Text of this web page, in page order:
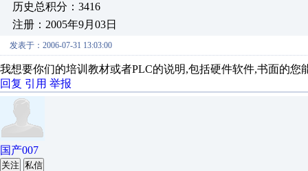
历史总积分：3416
注册：2005年9月03日
发表于：2006-07-31 13:03:00
我想要你们的培训教材或者PLC的说明,包括硬件软件,书面的您
回复 引用 举报
国产007
关注 私信